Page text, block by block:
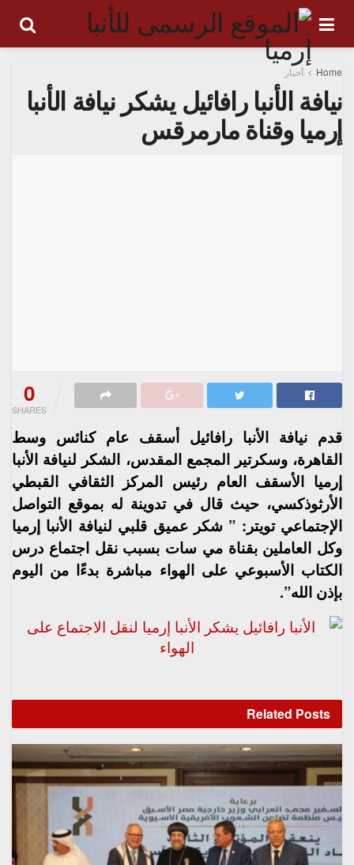
Home أخبار
نيافة الأنبا رافائيل يشكر نيافة الأنبا
إرميا وقناة مارمرقس
0
SHARES
قدم نيافة الأنبا رافائيل أسقف عام كنائس وسط
القاهرة، وسكرتير المجمع المقدس، الشكر لنيافة الأنبا
إرميا الأسقف العام رئيس المركز الثقافي القبطي
الأرثوذكسي، حيث قال في تدوينة له بموقع التواصل
الإجتماعي تويتر: ” شكر عميق قلبي لنيافة الأنبا إرميا
وكل العاملين بقناة مي سات بسبب نقل اجتماع درس
الكتاب الأسبوعي على الهواء مباشرة بدءًا من اليوم
بإذن الله”.
Related Posts